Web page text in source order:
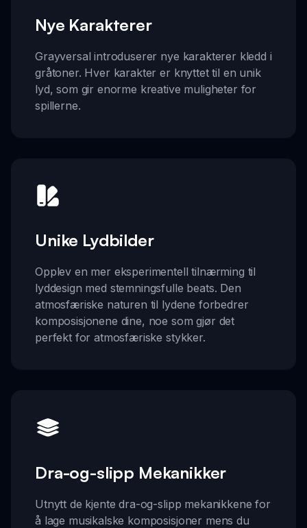
Nye Karakterer
Grayversal introduserer nye karakterer kledd i
gråtoner. Hver karakter er knyttet til en unik
lyd, som gir enorme kreative muligheter for
spillerne.
Unike Lydbilder
Opplev en mer eksperimentell tilnærming til
lyddesign med stemningsfulle beats. Den
atmosfæriske naturen til lydene forbedrer
komposisjonene dine, noe som gjør det
perfekt for atmosfæriske stykker.
Dra-og-slipp Mekanikker
Utnytt de kjente dra-og-slipp mekanikkene for
å lage musikalske komposisjoner mens du